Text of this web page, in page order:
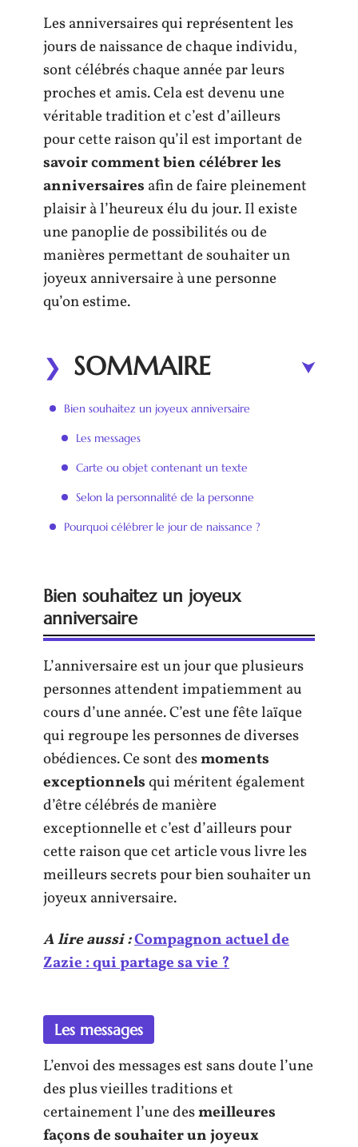
Les anniversaires qui représentent les
jours de naissance de chaque individu,
sont célébrés chaque année par leurs
proches et amis. Cela est devenu une
véritable tradition et c’est d’ailleurs
pour cette raison qu’il est important de
savoir comment bien célébrer les
anniversaires afin de faire pleinement
plaisir à l’heureux élu du jour. Il existe
une panoplie de possibilités ou de
manières permettant de souhaiter un
joyeux anniversaire à une personne
qu’on estime.
SOMMAIRE
Bien souhaitez un joyeux anniversaire
Les messages
Carte ou objet contenant un texte
Selon la personnalité de la personne
Pourquoi célébrer le jour de naissance ?
Bien souhaitez un joyeux
anniversaire
L’anniversaire est un jour que plusieurs
personnes attendent impatiemment au
cours d’une année. C’est une fête laïque
qui regroupe les personnes de diverses
obédiences. Ce sont desmoments
exceptionnelsqui méritent également
d’être célébrés de manière
exceptionnelle et c’est d’ailleurs pour
cette raison que cet article vous livre les
meilleurs secrets pour bien souhaiter un
joyeux anniversaire.
A lire aussi :Compagnon actuel de
Zazie : qui partage sa vie ?
Les messages
L’envoi des messages est sans doute l’une
des plus vieilles traditions et
certainement l’une desmeilleures
façons de souhaiter un joyeux